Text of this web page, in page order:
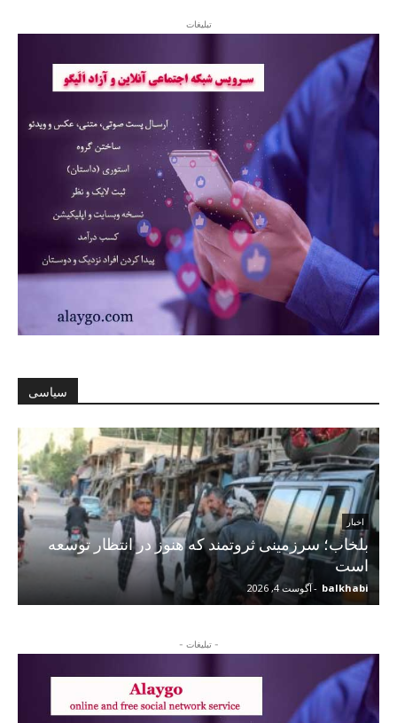
تبلیغات
سیاسی
اخبار
بلخاب؛ سرزمینی ثروتمند که هنوز در انتظار توسعه
است
balkhabi
-آگوست 4, 2026
- تبلیغات -